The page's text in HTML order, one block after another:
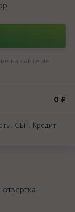
на сайте не
0 ₽
СБП, Кредит